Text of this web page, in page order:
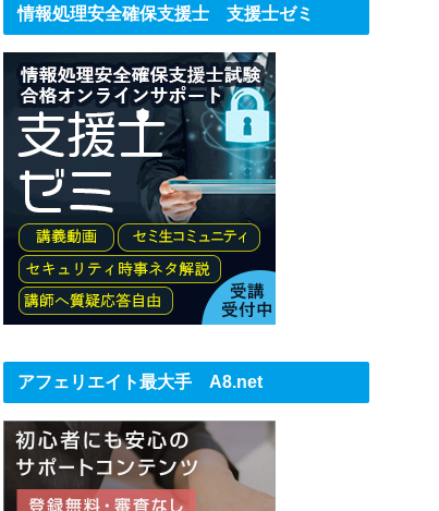
情報処理安全確保支援士 支援士ゼミ
アフェリエイト最大手 A8.net